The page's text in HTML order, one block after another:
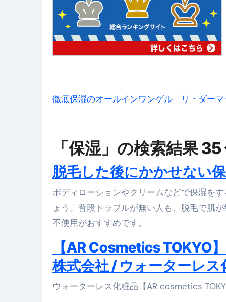
補聴器の選び方 完全ガイド｜
失敗しない「爪切り」完全ガイ
失敗しない「カニ」完全ガイ
スイーツ完全ガイド ― 人生を
徹底保湿のオールインワンゲル リ・ダーマ
「保湿」の検索結果 35
脱毛した後にかかせない
ボディローションやクリームなどで保湿をする際におすすめなのは、低刺激や敏感肌用の物を選ぶと良いでし
ょう。普段トラブルが無い人も、脱毛で肌
不使用がおすすめです。
【AR Cosmetics TOKYO
株式会社 / ウォーターレス
ウォーターレス化粧品【AR cosmetics